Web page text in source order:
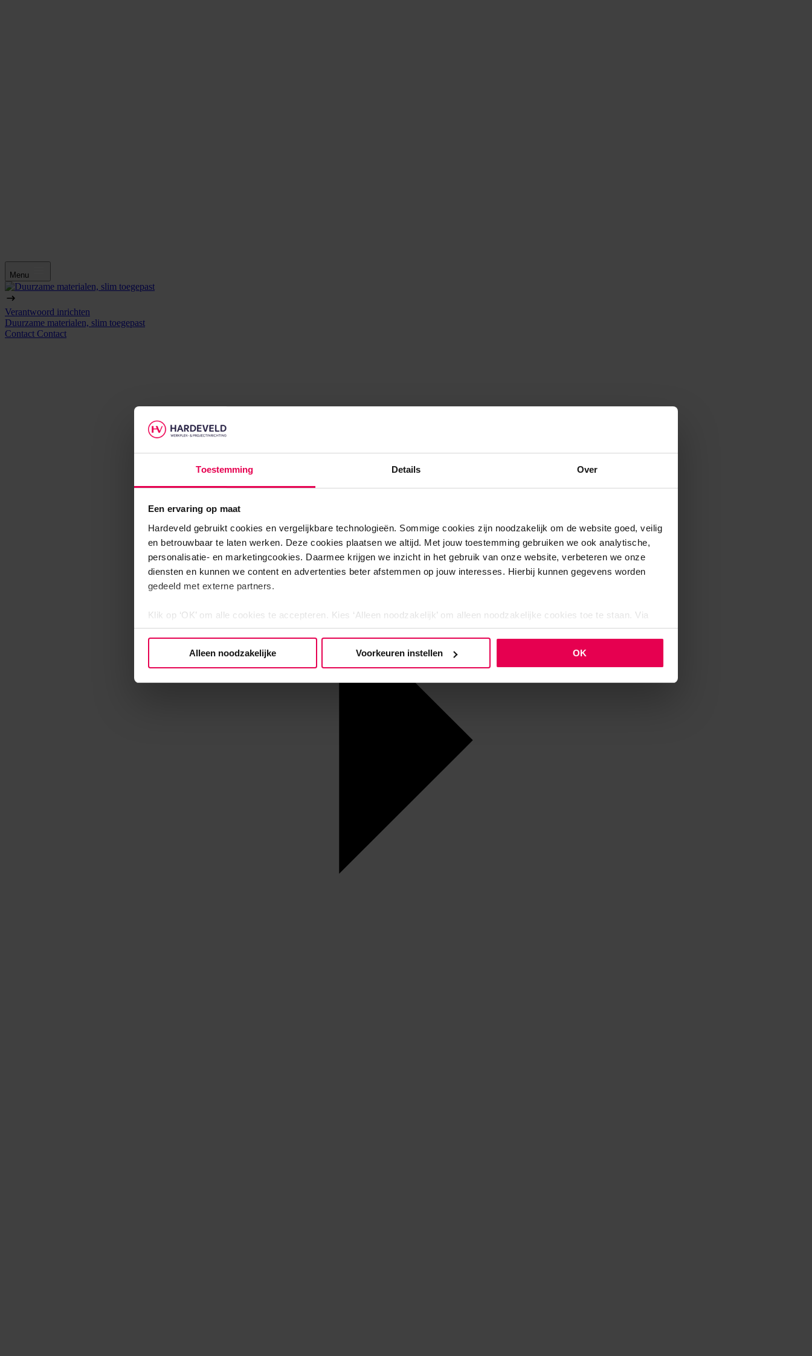
Toestemming Details Over
Een ervaring op maat
Hardeveld gebruikt cookies en vergelijkbare technologieën. Sommige cookies zijn noodzakelijk om de website goed, veilig
en betrouwbaar te laten werken. Deze cookies plaatsen we altijd. Met jouw toestemming gebruiken we ook analytische,
personalisatie- en marketingcookies. Daarmee krijgen we inzicht in het gebruik van onze website, verbeteren we onze
diensten en kunnen we content en advertenties beter afstemmen op jouw interesses. Hierbij kunnen gegevens worden
gedeeld met externe partners.
Klik op ‘OK’ om alle cookies te accepteren. Kies ‘Alleen noodzakelijk’ om alleen noodzakelijke cookies toe te staan. Via
‘Voorkeuren instellen’ kun je per categorie kiezen welke cookies je accepteert. Je kunt je keuze op ieder moment wijzigen
Alleen noodzakelijke
Voorkeuren instellen OK
Menu
Verantwoord inrichten
Duurzame materialen, slim toegepast
Contact Contact